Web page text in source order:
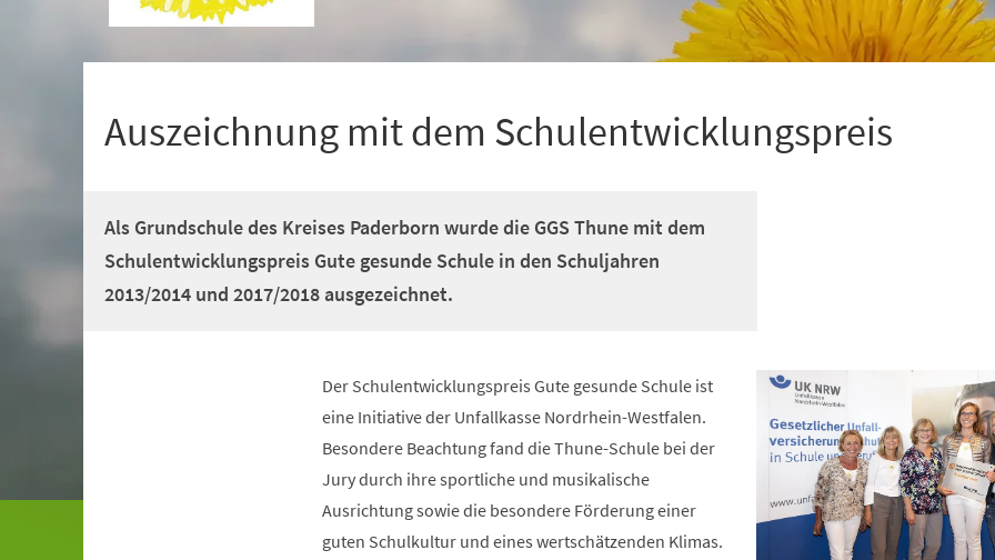
Auszeichnung mit dem Schulentwicklungspreis
Als Grundschule des Kreises Paderborn wurde die GGS Thune mit dem
Schulentwicklungspreis Gute gesunde Schule in den Schuljahren
2013/2014 und 2017/2018 ausgezeichnet.
Der Schulentwicklungspreis Gute gesunde Schule ist
eine Initiative der Unfallkasse Nordrhein-Westfalen.
Besondere Beachtung fand die Thune-Schule bei der
Jury durch ihre sportliche und musikalische
Ausrichtung sowie die besondere Förderung einer
guten Schulkultur und eines wertschätzenden Klimas.